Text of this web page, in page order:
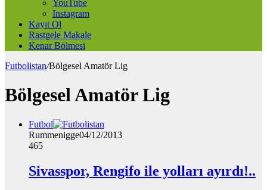
YouTube
Instagram
Kayıt Ol
Rastgele Makale
Kenar Bölmesi
Futbolistan/Bölgesel Amatör Lig
Bölgesel Amatör Lig
Futbol
Rummenigge04/12/2013
465
Sivasspor, Rengifo ile yolları ayırdı!..